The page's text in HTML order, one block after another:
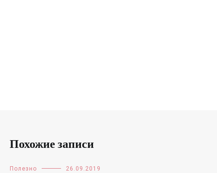
Похожие записи
Полезно 26.09.2019